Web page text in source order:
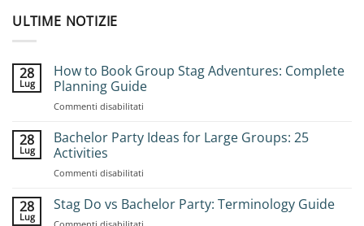
ULTIME NOTIZIE
28
Lug
How to Book Group Stag Adventures: Complete
Planning Guide
Commenti disabilitati
to
Complete
28
Lug
Bachelor Party Ideas for Large Groups: 25
Activities
Commenti disabilitati
Party
28
Lug
Stag Do vs Bachelor Party: Terminology Guide